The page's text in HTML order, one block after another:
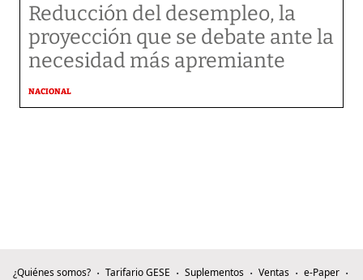
Reducción del desempleo, la
proyección que se debate ante la
necesidad más apremiante
NACIONAL
¿Quiénes somos? Tarifario GESE Suplementos Ventas
e-Paper